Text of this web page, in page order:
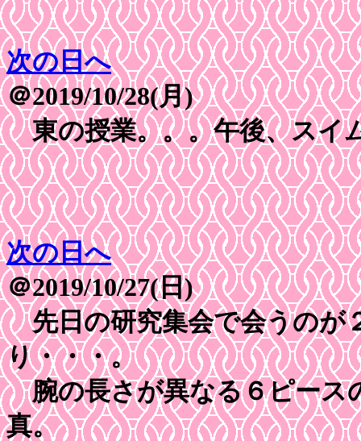
次の日へ
＠2019/10/28(月)
東の授業。。。午後、スイ
次の日へ
＠2019/10/27(日)
先日の研究集会で会うのが
り・・・。
腕の長さが異なる６ピース
真。